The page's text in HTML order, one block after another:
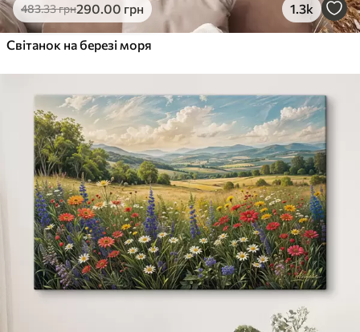
483.33грн290.00 грн 1.3k
Світанок на березі моря